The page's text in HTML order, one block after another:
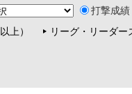
打撃成績
上）
リーグ・リーダー